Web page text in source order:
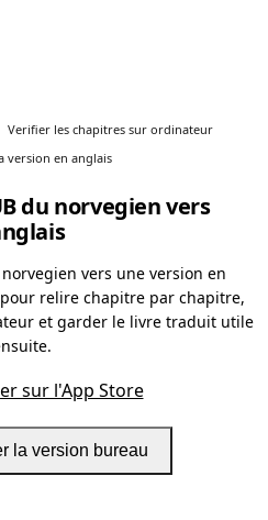
Verifier les chapitres sur ordinateur
version en anglais
du norvegien vers
vers une version en
relire chapitre par chapitre,
et garder le livre traduit utile
sur l'App Store
la version bureau